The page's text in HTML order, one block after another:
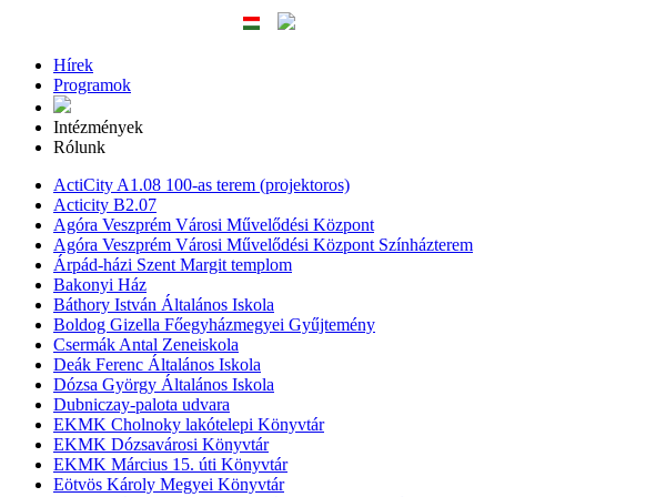
Hírek
Programok
Intézmények
Rólunk
ActiCity A1.08 100-as terem (projektoros)
Acticity B2.07
Agóra Veszprém Városi Művelődési Központ
Agóra Veszprém Városi Művelődési Központ Színházterem
Árpád-házi Szent Margit templom
Bakonyi Ház
Báthory István Általános Iskola
Boldog Gizella Főegyházmegyei Gyűjtemény
Csermák Antal Zeneiskola
Deák Ferenc Általános Iskola
Dózsa György Általános Iskola
Dubniczay-palota udvara
EKMK Cholnoky lakótelepi Könyvtár
EKMK Dózsavárosi Könyvtár
EKMK Március 15. úti Könyvtár
Eötvös Károly Megyei Könyvtár